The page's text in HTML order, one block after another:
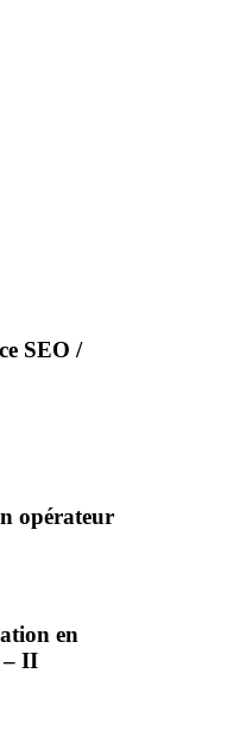
SEO /
opérateur
en
– II